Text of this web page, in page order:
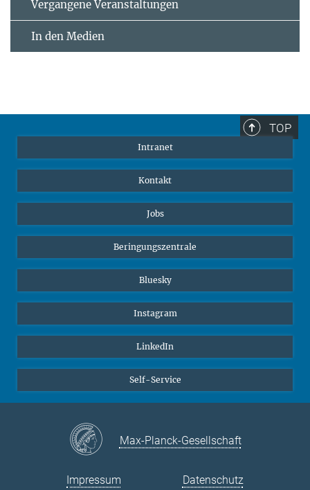
Vergangene Veranstaltungen
In den Medien
TOP
Intranet
Kontakt
Jobs
Beringungszentrale
Bluesky
Instagram
LinkedIn
Self-Service
Max-Planck-Gesellschaft
Impressum Datenschutz